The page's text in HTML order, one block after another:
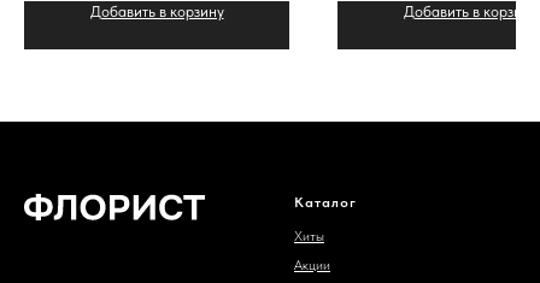
Добавить в корзину Добавить в корзину
Каталог
Хиты
Акции